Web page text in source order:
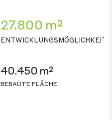
27.800 m²
ENTWICKLUNGSMÖGLICHKEIT
40.450 m²
BEBAUTE FLÄCHE